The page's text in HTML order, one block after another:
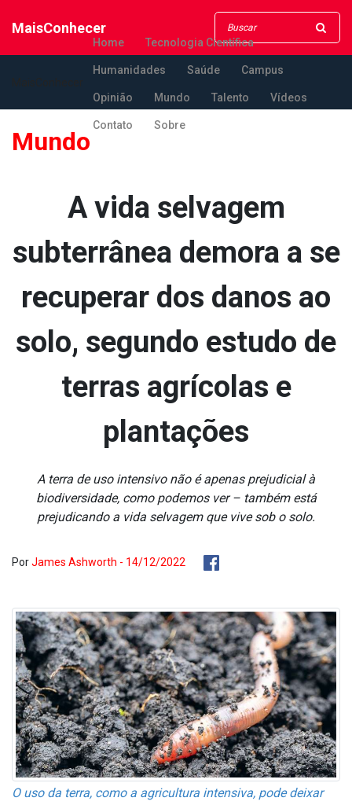
MaisConhecer
Home Tecnologia Científica
Humanidades Saúde Campus
Opinião Mundo Talento Vídeos
Contato Sobre
Mundo
A vida selvagem
subterrânea demora a se
recuperar dos danos ao
solo, segundo estudo de
terras agrícolas e
plantações
A terra de uso intensivo não é apenas prejudicial à
biodiversidade, como podemos ver – também está
prejudicando a vida selvagem que vive sob o solo.
PorJames Ashworth - 14/12/2022
O uso da terra, como a agricultura intensiva, pode deixar